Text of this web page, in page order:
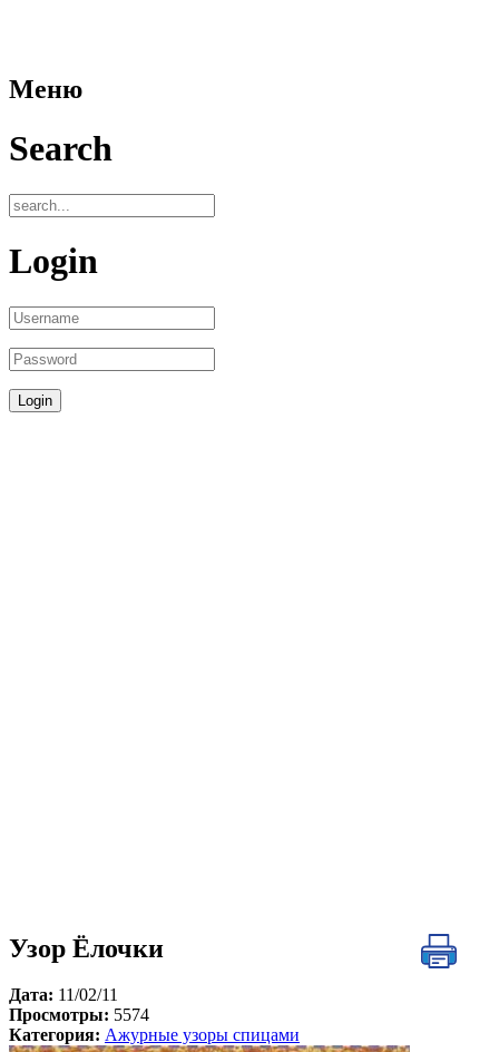
Меню
Search
Login
Узор Ёлочки
Дата: 11/02/11
Просмотры: 5574
Категория: Ажурные узоры спицами